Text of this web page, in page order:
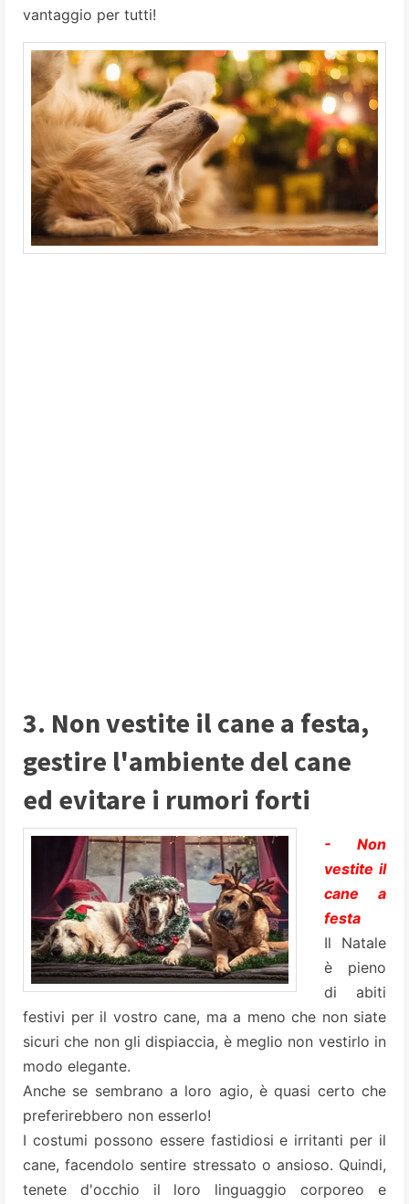
vantaggio per tutti!
3. Non vestite il cane a festa,
gestire l'ambiente del cane
ed evitare i rumori forti
- Non
vestite il
cane a
festa
Il Natale
è pieno
di abiti
festivi per il vostro cane, ma a meno che non siate
sicuri che non gli dispiaccia, è meglio non vestirlo in
modo elegante.
Anche se sembrano a loro agio, è quasi certo che
preferirebbero non esserlo!
I costumi possono essere fastidiosi e irritanti per il
cane, facendolo sentire stressato o ansioso. Quindi,
tenete d'occhio il loro linguaggio corporeo e